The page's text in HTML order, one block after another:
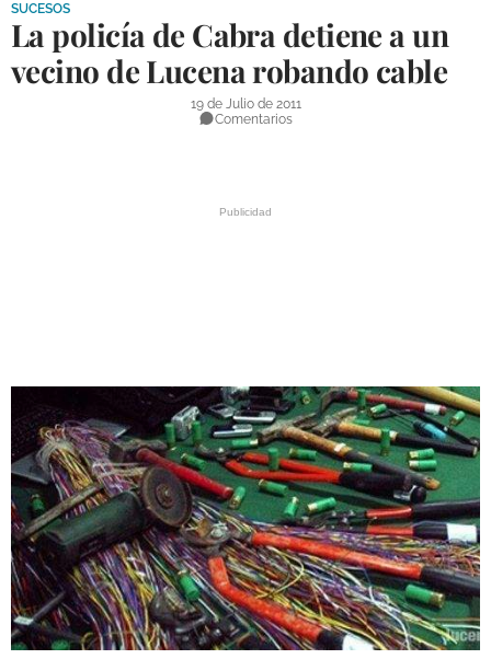
DEPORTES
SALUD
OBRAS
NECROLÓGICAS
GALERÍAS
SUCESOS
La policía de Cabra detiene a un
vecino de Lucena robando cable
19 de Julio de 2011
Comentarios